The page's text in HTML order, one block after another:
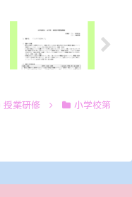
授業研修
小学校第